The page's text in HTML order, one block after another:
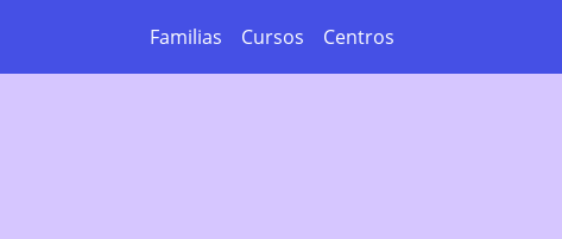
Familias Cursos Centros